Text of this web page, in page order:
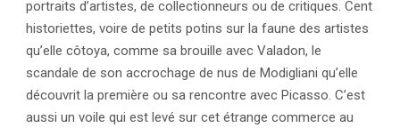
portraits d’artistes, de collectionneurs ou de critiques. Cent
historiettes, voire de petits potins sur la faune des artistes
qu’elle côtoya, comme sa brouille avec Valadon, le
scandale de son accrochage de nus de Modigliani qu’elle
découvrit la première ou sa rencontre avec Picasso. C’est
aussi un voile qui est levé sur cet étrange commerce au